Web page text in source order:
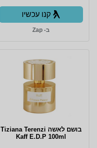
קנו עכשיו
ב- Zap
בושם לאשה Tiziana Terenzi
Kaff E.D.P 100ml